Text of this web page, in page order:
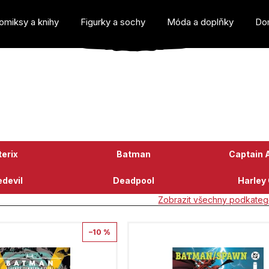
a knihy Figurky a sochy Móda a doplňky
Batman Captain
Deadpool Harley
Zobrazit všechny
–10 %
potřebujete najít?
Doporučujeme